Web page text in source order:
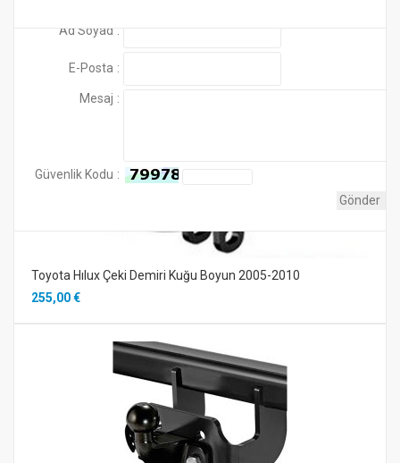
Ad Soyad :
E-Posta :
Mesaj :
Güvenlik Kodu :
Toyota Hılux Çeki Demiri Kuğu Boyun 2005-2010
255,00 €